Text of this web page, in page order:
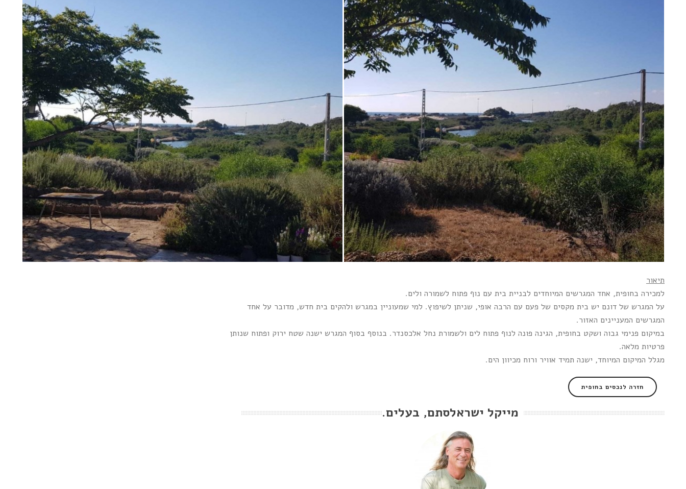
תיאור
למכירה בחופית, אחד המגרשים המיוחדים לבניית בית עם נוף פתוח לשמורה ולים.
על המגרש של דונם יש בית מקסים של פעם עם הרבה אופי, שניתן לשיפוץ. למי שמעוניין במגרש ולהקים בית חדש, מדובר על אחד
המגרשים המעניינים האזור.
במיקום פנימי גבוה ושקט בחופית, הגינה פונה לנוף פתוח לים ולשמורת נחל אלכסנדר. בנוסף בסוף המגרש ישנה שטח ירוק ופתוח שנותן
פרטיות מלאה.
מגלל המיקום המיוחד, ישנה תמיד אוויר ורוח מכיוון הים.
חזרה לנכסים בחופית
מייקל ישראלסתם, בעלים.